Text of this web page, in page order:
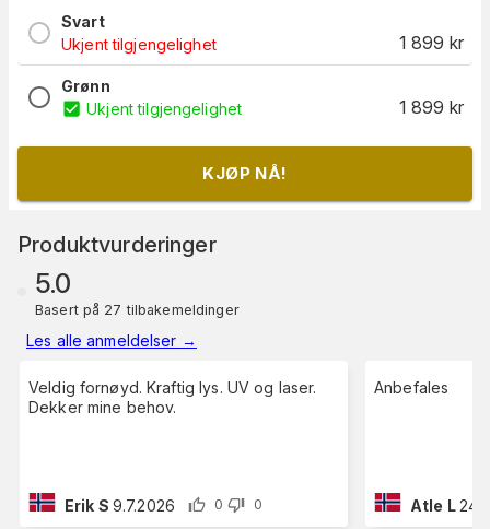
Svart
Ukjent tilgjengelighet
1 899 kr
Grønn
Ukjent tilgjengelighet
1 899 kr
KJØP NÅ!
Produktvurderinger
5.0
Basert på 27 tilbakemeldinger
Les alle anmeldelser →
Veldig fornøyd. Kraftig lys. UV og laser.
Dekker mine behov.
Erik S 9.7.2026 0 0
Anbefales
Atle L